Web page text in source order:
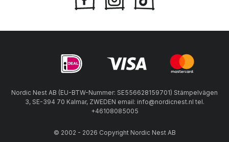
Nordic Nest AB (EU-BTW-Nummer: SE556628159701) Stämpelvägen
3, SE-394 70 Kalmar, ZWEDEN email: info@nordicnest.nl tel.
+46108085005
© 2002 - 2026 Copyright Nordic Nest AB